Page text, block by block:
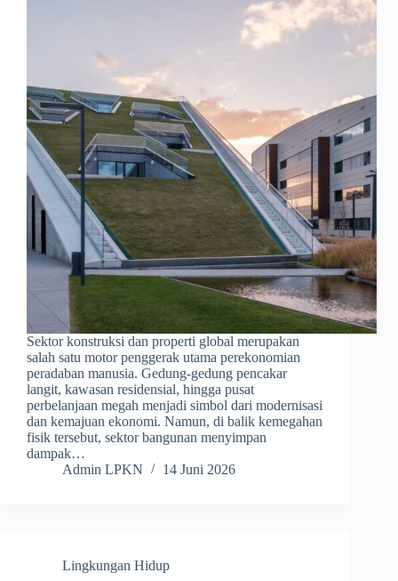
Sektor konstruksi dan properti global merupakan
salah satu motor penggerak utama perekonomian
peradaban manusia. Gedung-gedung pencakar
langit, kawasan residensial, hingga pusat
perbelanjaan megah menjadi simbol dari modernisasi
dan kemajuan ekonomi. Namun, di balik kemegahan
fisik tersebut, sektor bangunan menyimpan
dampak…
Admin LPKN
14 Juni 2026
Lingkungan Hidup